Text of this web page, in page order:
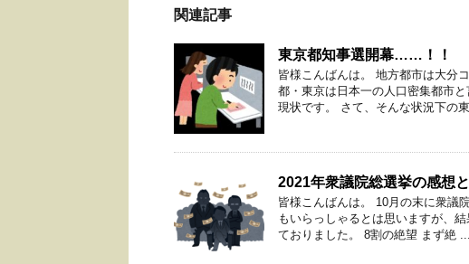
関連記事
東京都知事選開幕……！！
皆様こんばんは。 地方都市は大分
都・東京は日本一の人口密集都市
現状です。 さて、そんな状況下の
2021年衆議院総選挙の感想
皆様こんばんは。 10月の末に衆議
もいらっしゃるとは思いますが、
ておりました。 8割の絶望 まず絶 ...